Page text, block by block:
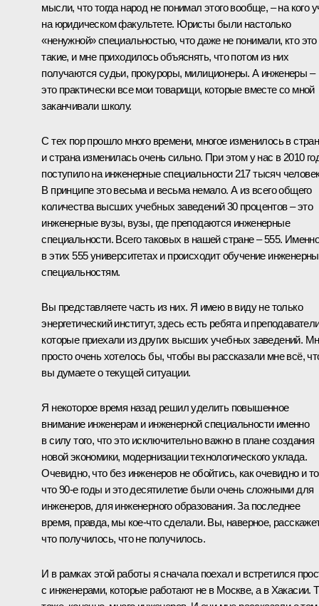
мысли, что тогда народ не понимал этого вообще, – на кого
на юридическом факультете. Юристы были настолько
«ненужной» специальностью, что даже не понимали, кто это
такие, и мне приходилось объяснять, что потом из них
получаются судьи, прокуроры, милиционеры. А инженеры –
это практически все мои товарищи, которые вместе со мной
заканчивали школу.
С тех пор прошло много времени, многое изменилось в
и страна изменилась очень сильно. При этом у нас в 2010
поступило на инженерные специальности 217 тысяч
В принципе это весьма и весьма немало. А из всего общего
количества высших учебных заведений 30 процентов – это
инженерные вузы, вузы, где преподаются инженерные
специальности. Всего таковых в нашей стране – 555.
в этих 555 университетах и происходит обучение
специальностям.
Вы представляете часть из них. Я имею в виду не только
энергетический институт, здесь есть ребята и
которые приехали из других высших учебных заведений.
просто очень хотелось бы, чтобы вы рассказали мне всё,
вы думаете о текущей ситуации.
Я некоторое время назад решил уделить повышенное
внимание инженерам и инженерной специальности именно
в силу того, что это исключительно важно в плане создания
новой экономики, модернизации технологического уклада.
Очевидно, что без инженеров не обойтись, как очевидно и
что 90-е годы и это десятилетие были очень сложными для
инженеров, для инженерного образования. За последнее
время, правда, мы кое‑что сделали. Вы, наверное,
что получилось, что не получилось.
И в рамках этой работы я сначала поехал и встретился
с инженерами, которые работают не в Москве, а в Хакасии.